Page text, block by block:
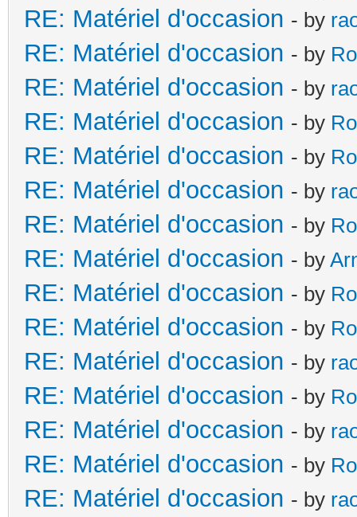
RE: Matériel d'occasion - by
RE: Matériel d'occasion - by
RE: Matériel d'occasion - by
RE: Matériel d'occasion - by
RE: Matériel d'occasion - by
RE: Matériel d'occasion - by
RE: Matériel d'occasion - by
RE: Matériel d'occasion - by
RE: Matériel d'occasion - by
RE: Matériel d'occasion - by
RE: Matériel d'occasion - by
RE: Matériel d'occasion - by
RE: Matériel d'occasion - by
RE: Matériel d'occasion - by
RE: Matériel d'occasion - by